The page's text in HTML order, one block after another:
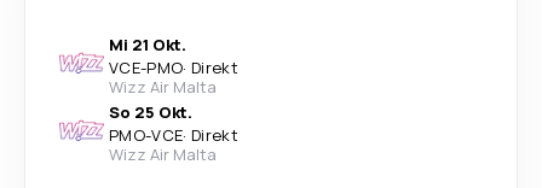
Mi 21 Okt.
VCE-PMO· Direkt
Wizz Air Malta
So 25 Okt.
PMO-VCE· Direkt
Wizz Air Malta